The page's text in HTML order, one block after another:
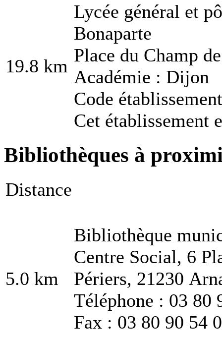
19.8 km
Lycée général et
Bonaparte
Place du Champ
Académie : Dijon
Code
Cet établissement
Bibliothèques à
Distance
5.0 km
Bibliothèque
Centre Social, 6
Périers, 21230
Téléphone : 03 80
Fax : 03 80 90 54